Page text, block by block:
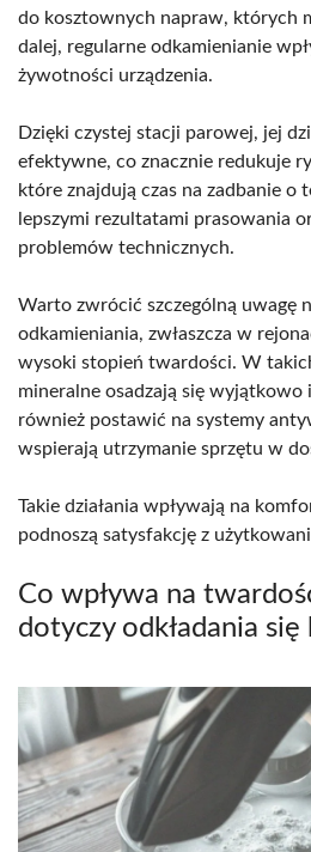
do kosztownych napraw, których
dalej, regularne odkamienianie
żywotności urządzenia.
Dzięki czystej stacji parowej, jej
efektywne, co znacznie redukuje
które znajdują czas na zadbanie o
lepszymi rezultatami prasowania
problemów technicznych.
Warto zwrócić szczególną uwagę
odkamieniania, zwłaszcza w
wysoki stopień twardości. W
mineralne osadzają się
również postawić na systemy
wspierają utrzymanie sprzętu w
Takie działania wpływają na
podnoszą satysfakcję z
Co wpływa na
dotyczy odkładania się